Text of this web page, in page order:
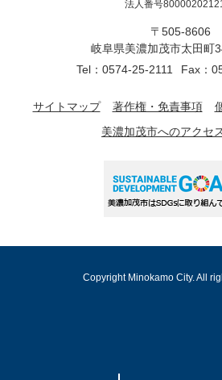
法人番号
〒505-8606
岐阜県美濃加茂市太田町
Tel：0574-25-2111
Fax：
サイトマップ 著作権・免責事項
美濃加茂市へのアクセ
Copyright Minokamo City. All